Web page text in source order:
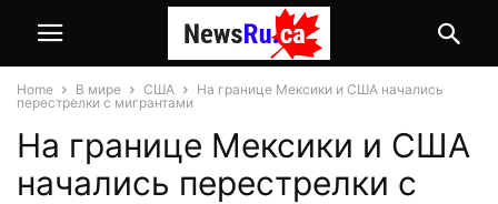
Home В мире США
На границе Мексики и США начались
перестрелки с мигрантами
На границе Мексики и США
начались перестрелки с